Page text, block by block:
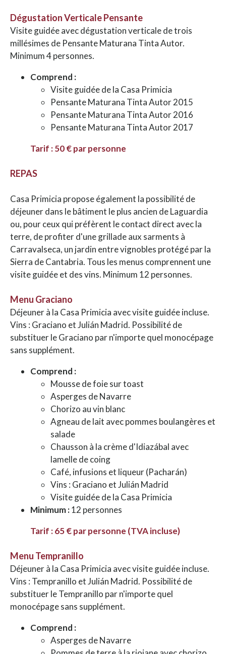
Dégustation Verticale Pensante
Visite guidée avec dégustation verticale de trois
millésimes de Pensante Maturana Tinta Autor.
Minimum 4 personnes.
Comprend :
Visite guidée de la Casa Primicia
Pensante Maturana Tinta Autor 2015
Pensante Maturana Tinta Autor 2016
Pensante Maturana Tinta Autor 2017
Tarif : 50 € par personne
REPAS
Casa Primicia propose également la possibilité de
déjeuner dans le bâtiment le plus ancien de Laguardia
ou, pour ceux qui préfèrent le contact direct avec la
terre, de profiter d'une grillade aux sarments à
Carravalseca, un jardin entre vignobles protégé par la
Sierra de Cantabria. Tous les menus comprennent une
visite guidée et des vins. Minimum 12 personnes.
Menu Graciano
Déjeuner à la Casa Primicia avec visite guidée incluse.
Vins : Graciano et Julián Madrid. Possibilité de
substituer le Graciano par n'importe quel monocépage
sans supplément.
Comprend :
Mousse de foie sur toast
Asperges de Navarre
Chorizo au vin blanc
Agneau de lait avec pommes boulangères et
salade
Chausson à la crème d'Idiazábal avec
lamelle de coing
Café, infusions et liqueur (Pacharán)
Vins : Graciano et Julián Madrid
Visite guidée de la Casa Primicia
Minimum :12 personnes
Tarif : 65 € par personne (TVA incluse)
Menu Tempranillo
Déjeuner à la Casa Primicia avec visite guidée incluse.
Vins : Tempranillo et Julián Madrid. Possibilité de
substituer le Tempranillo par n'importe quel
monocépage sans supplément.
Comprend :
Asperges de Navarre